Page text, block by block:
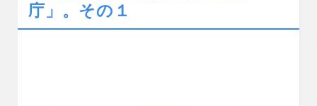
o
庁」。その１